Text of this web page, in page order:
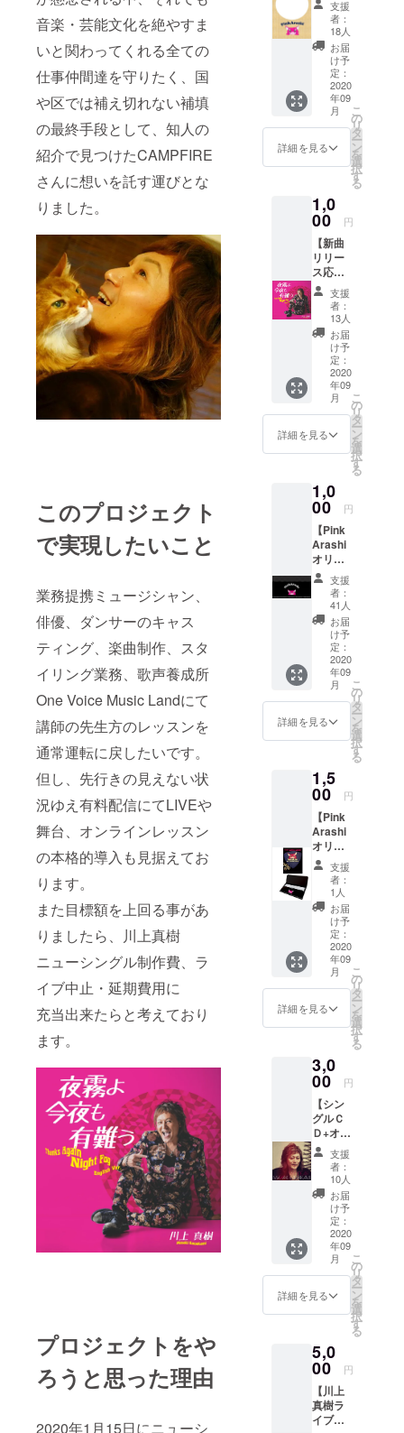
音楽・芸能文化を絶やすま
いと関わってくれる全ての
仕事仲間達を守りたく、国
や区では補え切れない補填
の最終手段として、知人の
紹介で見つけたCAMPFIRE
さんに想いを託す運びとな
りました。
このプロジェクト
で実現したいこと
業務提携ミュージシャン、
俳優、ダンサーのキャス
ティング、楽曲制作、スタ
イリング業務、歌声養成所
One Voice Music Landにて
講師の先生方のレッスンを
通常運転に戻したいです。
但し、先行きの見えない状
況ゆえ有料配信にてLIVEや
舞台、オンラインレッスン
の本格的導入も見据えてお
ります。
また目標額を上回る事があ
りましたら、川上真樹
ニューシングル制作費、ラ
イブ中止・延期費用に
充当出来たらと考えており
ます。
プロジェクトをや
ろうと思った理由
2020年1月15日にニューシ
ングアナウ
ンサー。
にかく
応援し
たい！
という
方はこ
ちらか
らお願
いしま
す （支
援額の
上乗せ
迎！）
ご支援
頂いた
方に
は、こ
のプロ
ジェク
ト終了
後に
Pink
Arashi
特製ポ
スト
カード
にてお
礼状を
送付さ
支援
者：
18人
お届
け予
定：
2020
年09
月
詳細を見る
こ
の
リ
タ
ー
ン
を
選
択
す
る
1,0
00 円
【新曲
リリー
ス応援
プラ
ン】
ニュー
シング
CD「夜
霧よ今
夜も有
難う～
Thanks
Again
Night
Fog～」
キャン
ペー
ン、ア
メリカ
公演中
止に見
舞われ
た「夜
霧よ今
夜も有
難う～
Thanks
Again
Night
Fog～」
ご家族
やお友
も！何
口でも
す！
支援
者：
13人
お届
け予
定：
2020
年09
月
詳細を見る
こ
の
リ
タ
ー
ン
を
選
択
す
る
1,0
00 円
【Pink
Arashi
オリジ
ナルマ
スク
ケー
ス】
PinkAr
ashiオ
リジナ
ルグッ
ズ第2
弾！ お
なじみ
の目元
トーン
の付い
た 大人
も使え
るオ
シャレ
なマス
クケー
ス。 替
え用マ
スクも
数枚入
りま
す。 お
食事時
に外し
たマス
フラッ
プ付き
グルタ
イプで
す。 素
材：ポ
リプロ
ピレン
製 サイ
ズ：
W205×
H120m
m 使い
やすさ
にも優
れ留め
す。
支援
者：
41人
お届
け予
定：
2020
年09
月
詳細を見る
こ
の
リ
タ
ー
ン
を
選
択
す
る
1,5
00 円
【Pink
Arashi
オリジ
ナルマ
スク
ケース
＋
PinkAr
ashiギ
ター
ピッ
ク】
①Pink
Arashi
オリジ
ケース
おなじ
みの目
元にラ
インス
トーン
の付い
た 大人
も使え
るオ
シャレ
なマス
クケー
ス。 替
え用マ
スクも
数枚入
に外し
たマス
れて清
潔に！
フラッ
支援
者：
1人
お届
け予
定：
2020
年09
月
詳細を見る
こ
の
リ
タ
ー
ン
を
選
択
す
る
3,0
00 円
【シン
グルＣ
Ｄ+オリ
ジナル
グッズ
４点
セッ
ト】
①「夜
霧よ今
夜も有
難う～
Thanks
Again
Night
Fog～」
Dear」
③「Tru
e eyes/
闇を越
えて」
④ 川上
支援
者：
10人
お届
け予
定：
2020
年09
月
詳細を見る
こ
の
リ
タ
ー
ン
を
選
択
す
る
5,0
00 円
【川上
真樹ラ
イブチ